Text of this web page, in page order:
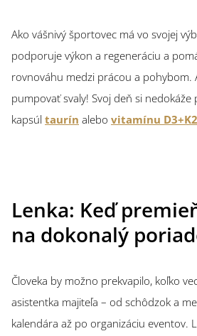
Ako vášnivý športovec má vo svojej
podporuje výkon a regeneráciu a
rovnováhu medzi prácou a pohybom.
pumpovať svaly! Svoj deň si nedokáže
kapsúl taurín alebo vitamínu D3+K2
Lenka: Keď
na dokonalý
Človeka by možno prekvapilo, koľko
asistentka majiteľa – od schôdzok a
kalendára až po organizáciu eventov.